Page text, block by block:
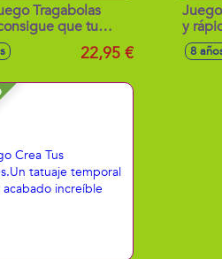
Tragabolas
que tu
sea el más
22,95 €
y
8